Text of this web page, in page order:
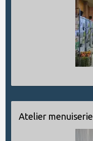
Atelier menuiserie